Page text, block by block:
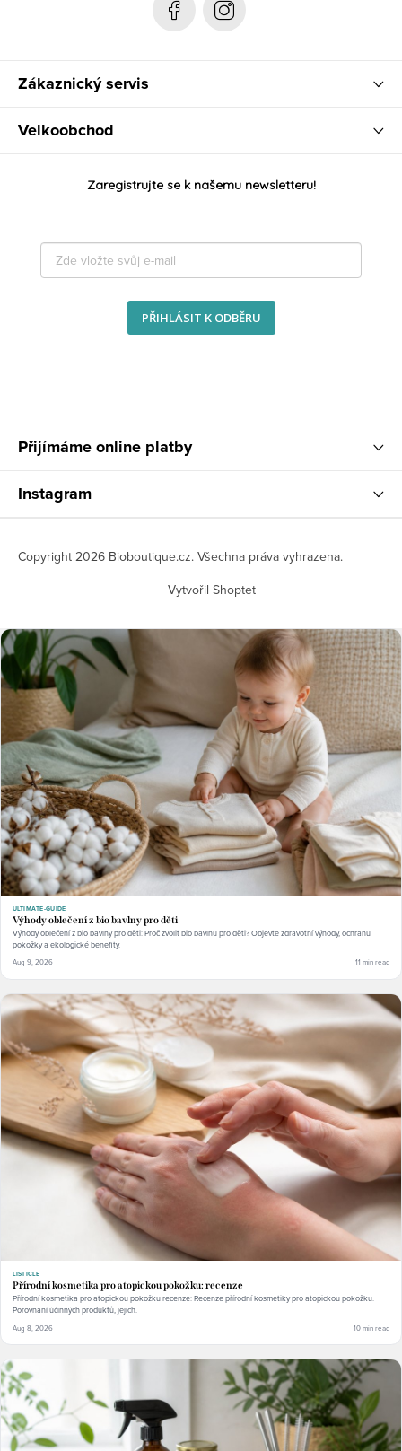
Zákaznický servis
Velkoobchod
Zaregistrujte se k našemu newsletteru!
PŘIHLÁSIT K ODBĚRU
Přijímáme online platby
Instagram
Vytvořil Shoptet
Copyright 2026 Bioboutique.cz. Všechna práva vyhrazena.
ULTIMATE-GUIDE
Výhody oblečení z bio bavlny pro děti
Výhody oblečení z bio bavlny pro děti: Proč zvolit bio bavlnu pro děti? Objevte zdravotní výhody, ochranu
pokožky a ekologické benefity.
Aug 9, 2026 11 min read
LISTICLE
Přírodní kosmetika pro atopickou pokožku: recenze
Přírodní kosmetika pro atopickou pokožku recenze: Recenze přírodní kosmetiky pro atopickou pokožku.
Porovnání účinných produktů, jejich.
Aug 8, 2026 10 min read